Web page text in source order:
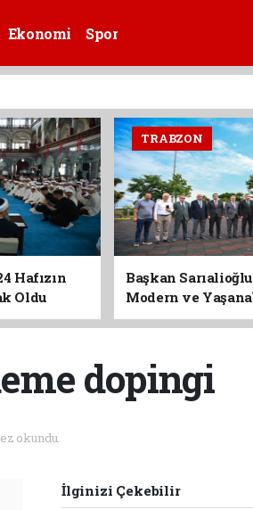
Ekonomi Spor
Hafızın
Oldu
TRABZON
Başkan
Modern ve
Kimliğe
dopingi
okundu.
İlginizi Çekebilir